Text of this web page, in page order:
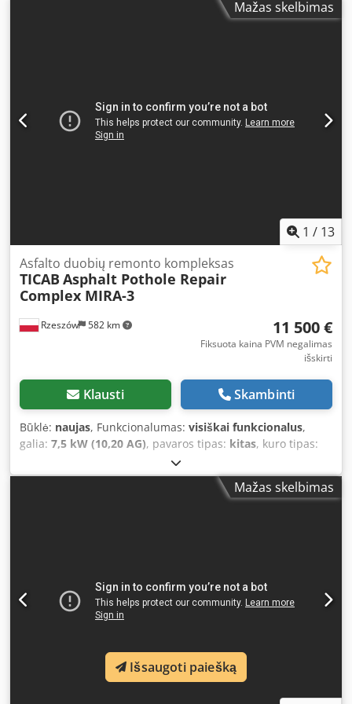
Mažas skelbimas
1 / 13
Rzeszów 582 km
Asfalto duobių remonto kompleksas
TICAB Asphalt Pothole Repair
Complex MIRA-3
11 500 €
Fiksuota kaina PVM negalimas
išskirti
Klausti Skambinti
Būklė: naujas, Funkcionalumas: visiškai funkcionalus,
galia: 7,5 kW (10,20 AG), pavaros tipas: kitas, kuro tipas:
850 kg
stiebo tipas:kitas, stabdžiai:kitas, Gamybos metai:2026,
visų varančiųjų ratų pavara, žemas triukšmo
savivaldybėms, kurios vertina efektyvumą bei ilgalaikius
rezultatus, MIRA-3 leidžia atlikti daugiau darbų per
trumpesnį laiką, mažinant medžiagų nuostolius ir
pagerinti remonto kokybę ir prailginti dangos tarnavimo
laiką – MIRA-3 yra jūsų konkurencinis pranašumas. Kodėl
Mažas skelbimas
Išsaugoti paiešką